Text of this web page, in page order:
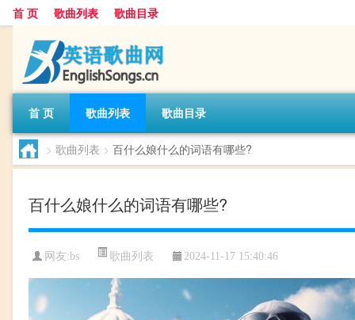
首 页 歌曲列表 歌曲目录
首 页 歌曲列表 歌曲目录
> 歌曲列表 > 百什么娘什么的词语有哪些?
百什么娘什么的词语有哪些?
网友:bs 歌曲列表 2024-11-17 15:40:46